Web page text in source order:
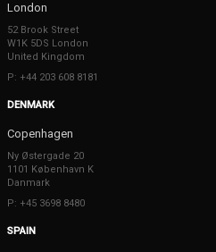
London
52 Brook Street
W1K 5DS London
United Kingdom
P: +44 203 608 8181
DENMARK
Copenhagen
Ny Østergade 20
1101 København K
Danmark
P: +45 3698 8480
SPAIN